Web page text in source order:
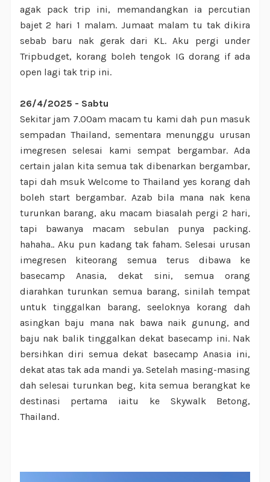
agak pack trip ini, memandangkan ia percutian
bajet 2 hari 1 malam. Jumaat malam tu tak dikira
sebab baru nak gerak dari KL. Aku pergi under
Tripbudget, korang boleh tengok IG dorang if ada
open lagi tak trip ini.
26/4/2025 - Sabtu
Sekitar jam 7.00am macam tu kami dah pun masuk
sempadan Thailand, sementara menunggu urusan
imegresen selesai kami sempat bergambar. Ada
certain jalan kita semua tak dibenarkan bergambar,
tapi dah msuk Welcome to Thailand yes korang dah
boleh start bergambar. Azab bila mana nak kena
turunkan barang, aku macam biasalah pergi 2 hari,
tapi bawanya macam sebulan punya packing.
hahaha.. Aku pun kadang tak faham. Selesai urusan
imegresen kiteorang semua terus dibawa ke
basecamp Anasia, dekat sini, semua orang
diarahkan turunkan semua barang, sinilah tempat
untuk tinggalkan barang, seeloknya korang dah
asingkan baju mana nak bawa naik gunung, and
baju nak balik tinggalkan dekat basecamp ini. Nak
bersihkan diri semua dekat basecamp Anasia ini,
dekat atas tak ada mandi ya. Setelah masing-masing
dah selesai turunkan beg, kita semua berangkat ke
destinasi pertama iaitu ke Skywalk Betong,
Thailand.